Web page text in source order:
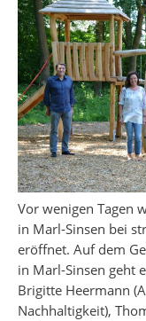
Vor wenigen Tagen
in Marl-Sinsen bei
eröffnet. Auf dem
in Marl-Sinsen geht
Brigitte Heermann
Nachhaltigkeit),